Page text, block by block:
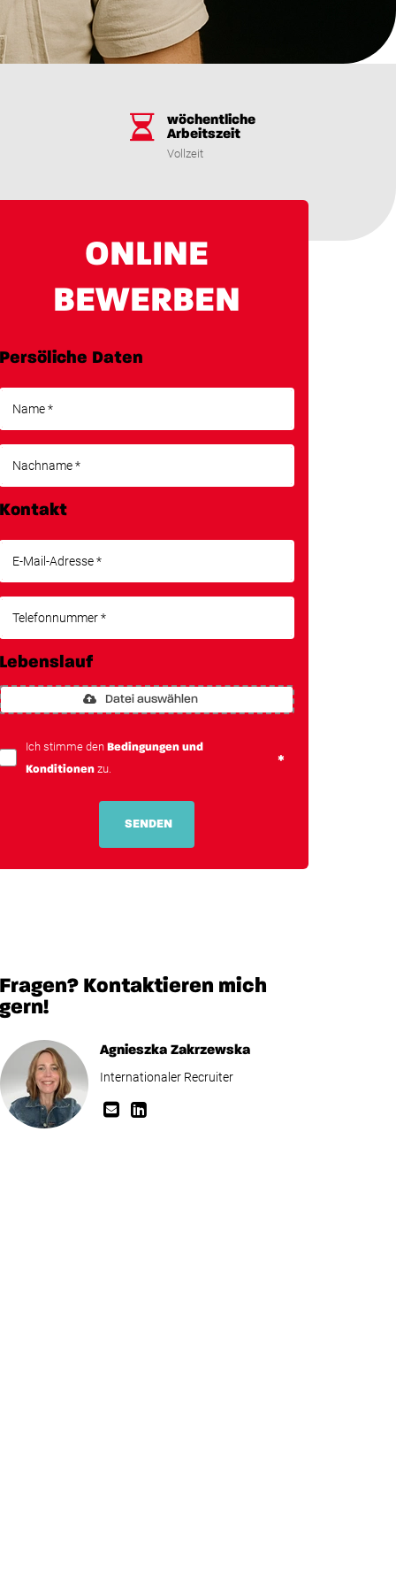
wöchentliche
Arbeitszeit
Vollzeit
ONLINE
BEWERBEN
Persöliche Daten
Kontakt
Lebenslauf
Datei auswählen
Ich stimme den Bedingungen und
Konditionen zu.
SENDEN
Fragen? Kontaktieren mich
gern!
Agnieszka Zakrzewska
Internationaler Recruiter